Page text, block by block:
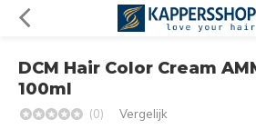
DCM Hair Color Cream
100ml
(0) Vergelijk